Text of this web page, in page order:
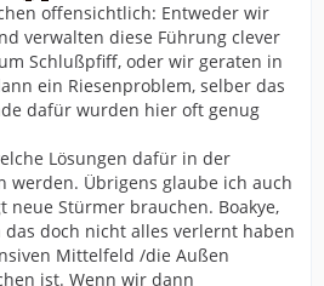
offensichtlich: Entweder wir
verwalten diese Führung clever
Schlußpfiff, oder wir geraten in
ein Riesenproblem, selber das
dafür wurden hier oft genug
Lösungen dafür in der
werden. Übrigens glaube ich auch
Stürmer brauchen. Boakye,
doch nicht alles verlernt haben
Mittelfeld /die Außen
ist. Wenn wir dann